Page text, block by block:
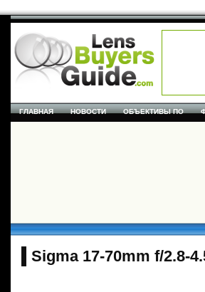
ГЛАВНАЯ НОВОСТИ ОБЪЕКТИВЫ ПО
Sigma 17-70mm f/2.8-